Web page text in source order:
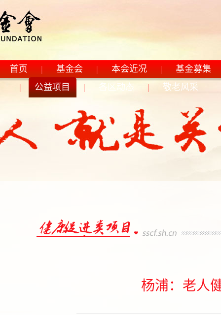
首页 | 基金会 | 本会近况 |
基金募集
|
公益项目 | 各区动态 | 敬老风采
杨浦：老人